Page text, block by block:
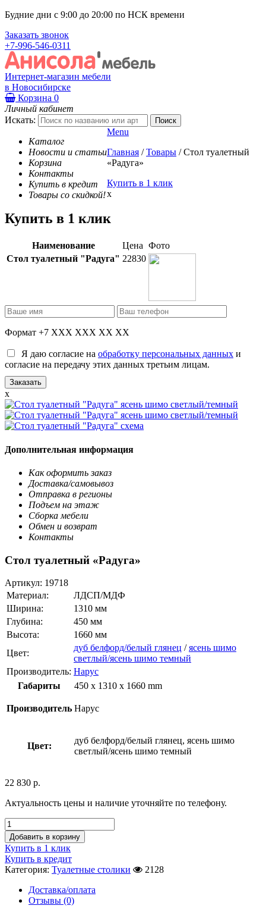
Будние дни с 9:00 до 20:00 по НСК времени
Заказать звонок
+7-996-546-0311
Интернет-магазин мебели
в Новосибирске
Корзина 0
Личный кабинет
Искать:
Каталог
Новости и статьи
Корзина
Контакты
Купить в кредит
Товары со скидкой!
Menu
Главная / Товары / Стол туалетный
«Радуга»
Купить в 1 клик
x
Купить в 1 клик
Наименование Цена Фото
Стол туалетный "Радуга" 22830
Формат +7 XXX XXX XX XX
Я даю согласие на обработку персональных данных и
согласие на передачу этих данных третьим лицам.
x
Дополнительная информация
Как оформить заказ
Доставка/самовывоз
Отправка в регионы
Подъем на этаж
Сборка мебели
Обмен и возврат
Контакты
Стол туалетный «Радуга»
Артикул: 19718
Материал:
ЛДСП/МДФ
Ширина:
1310 мм
Глубина:
450 мм
Высота:
1660 мм
Цвет:
дуб белфорд/белый глянец /ясень шимо
светлый/ясень шимо темный
Производитель: Нарус
Габариты
450 x 1310 x 1660 mm
Производитель Нарус
Цвет:
дуб белфорд/белый глянец, ясень шимо
светлый/ясень шимо темный
22 830 р.
Актуальность цены и наличие уточняйте по телефону.
Добавить в корзину
Купить в 1 клик
Купить в кредит
Категория: Туалетные столики
2128
Доставка/оплата
Отзывы (0)